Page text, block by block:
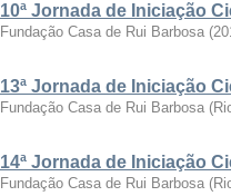
10ª Jornada de Iniciação
Fundação Casa de Rui Barbosa (
13ª Jornada de Iniciação
Fundação Casa de Rui Barbosa (
14ª Jornada de Iniciação
Fundação Casa de Rui Barbosa (